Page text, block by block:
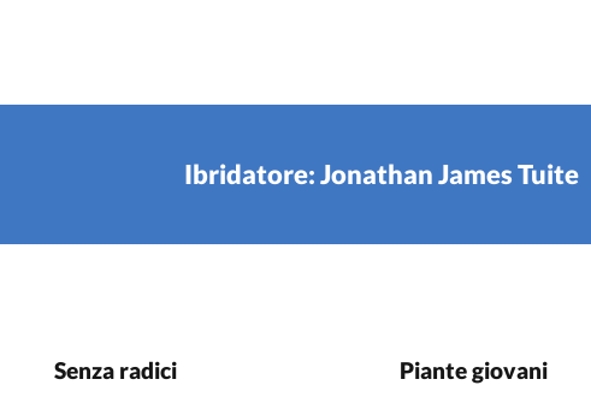
Ibridatore: Jonathan James Tuite
Senza radici Piante giovani